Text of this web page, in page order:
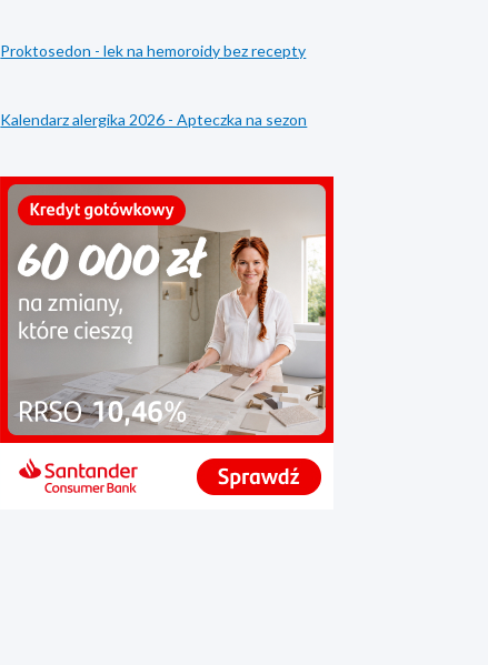
Proktosedon - lek na hemoroidy bez recepty
Kalendarz alergika 2026 - Apteczka na sezon